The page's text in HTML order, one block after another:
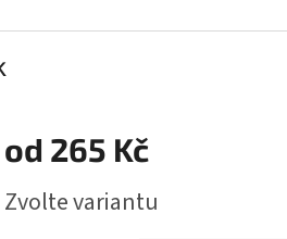
od 265 Kč
cena:
Zvolte variantu